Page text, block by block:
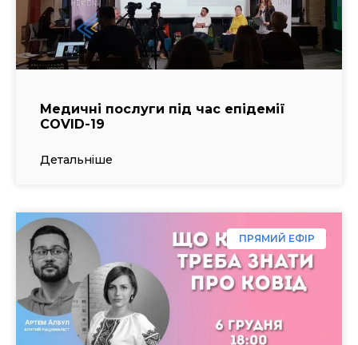
Медичні послуги під час епідемії
COVID-19
Детальніше
ПРЯМИЙ ЕФІР